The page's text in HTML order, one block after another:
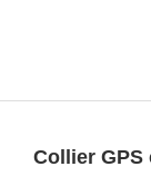
Collier